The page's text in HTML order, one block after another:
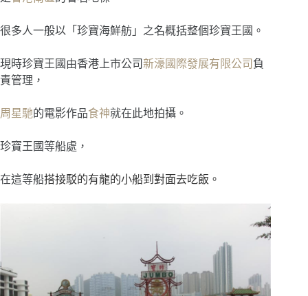
很多人一般以「珍寶海鮮舫」之名概括整個珍寶王國。
現時珍寶王國由香港上市公司新濠國際發展有限公司 負
責管理，
周星馳的電影作品食神就在此地拍攝。
珍寶王國等船處，
在這等船搭接駁的有龍的小船到對面去吃飯。